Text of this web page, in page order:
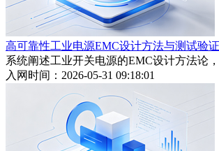
高可靠性工业电源EMC设计方法与测试验
系统阐述工业开关电源的EMC设计方法论
入网时间：2026-05-31 09:18:01